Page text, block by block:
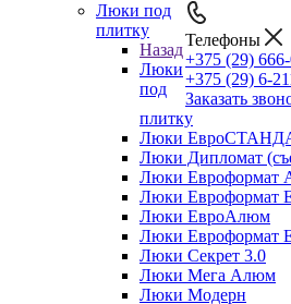
Телефоны
+375 (29)
+375 (29) 6-
Заказать
Люки под
плитку
Назад
Люки
под
плитку
Люки
Люки Дипломат
Люки Евроформат
Люки Евроформат
Люки ЕвроАлюм
Люки Евроформат
Люки Секрет 3.0
Люки Мега Алюм
Люки Модерн